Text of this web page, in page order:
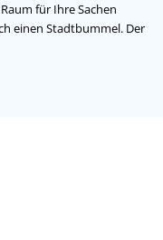
für Ihre Sachen
einen Stadtbummel. Der